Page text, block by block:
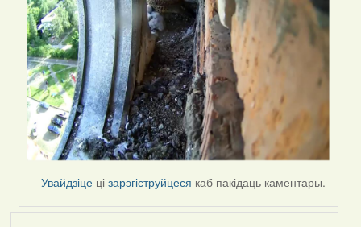
Увайдзіце цізарэгіструйцеся каб пакідаць каментары.